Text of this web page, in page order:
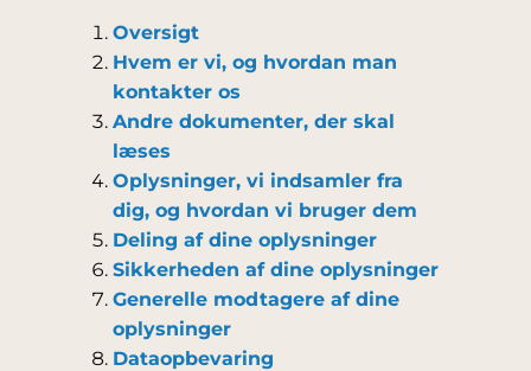
Oversigt
Hvem er vi, og hvordan man
kontakter os
Andre dokumenter, der skal
læses
Oplysninger, vi indsamler fra
dig, og hvordan vi bruger dem
Deling af dine oplysninger
Sikkerheden af dine oplysninger
Generelle modtagere af dine
oplysninger
Dataopbevaring